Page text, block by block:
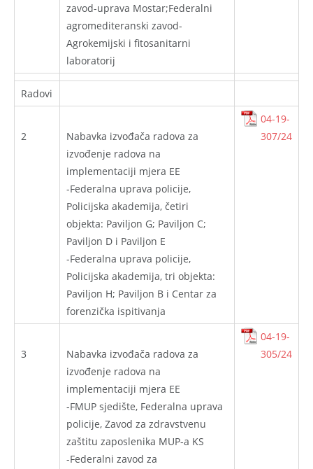
zavod-uprava Mostar;Federalni
agromediteranski zavod-
Agrokemijski i fitosanitarni
laboratorij
Radovi
2
Nabavka izvođača radova za
izvođenje radova na
implementaciji mjera EE
-Federalna uprava policije,
Policijska akademija, četiri
objekta: Paviljon G; Paviljon C;
Paviljon D i Paviljon E
-Federalna uprava policije,
Policijska akademija, tri objekta:
Paviljon H; Paviljon B i Centar za
forenzička ispitivanja
04-19-
307/24
3
Nabavka izvođača radova za
izvođenje radova na
implementaciji mjera EE
-FMUP sjedište, Federalna uprava
policije, Zavod za zdravstvenu
zaštitu zaposlenika MUP-a KS
-Federalni zavod za
04-19-
305/24